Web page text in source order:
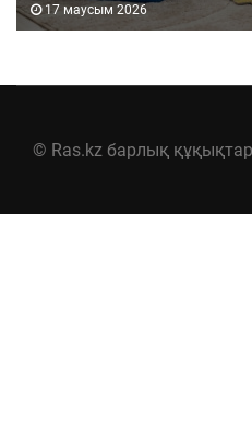
17 маусым 2026
© Ras.kz барлық